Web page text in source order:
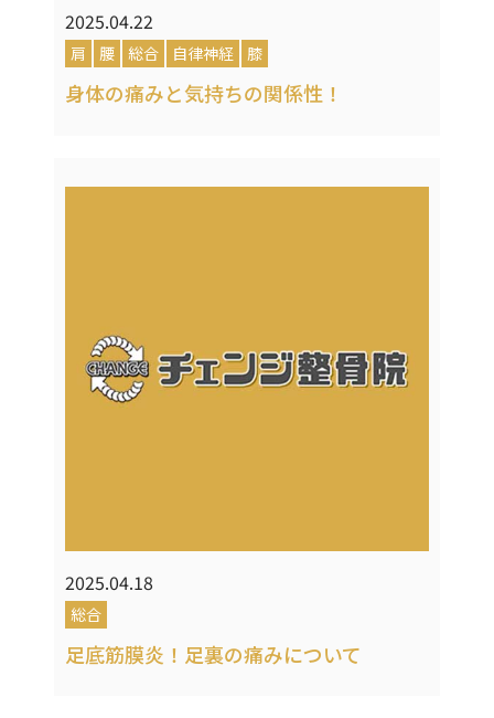
2025.04.22
肩 腰 総合 自律神経 膝
身体の痛みと気持ちの関係性！
2025.04.18
総合
足底筋膜炎！足裏の痛みについて